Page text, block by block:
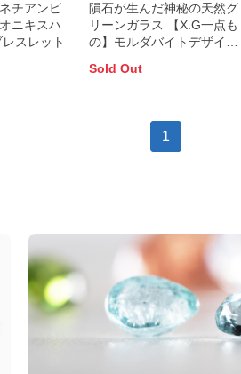
チアンビ
ニキスハ
スレット
隕石が生んだ神秘の天然グ
リーンガラス 【X.G一点も
の】モルダバイトデザイン
Sold Out
1